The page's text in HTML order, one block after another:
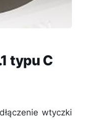
typu C
wtyczki